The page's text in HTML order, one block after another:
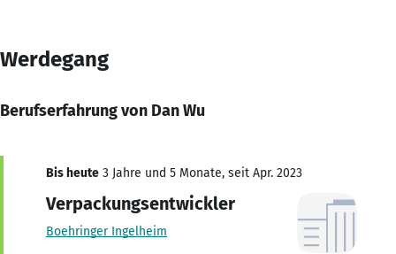
Werdegang
Berufserfahrung von Dan Wu
Bis heute 3 Jahre und 5 Monate, seit Apr. 2023
Verpackungsentwickler
Boehringer Ingelheim